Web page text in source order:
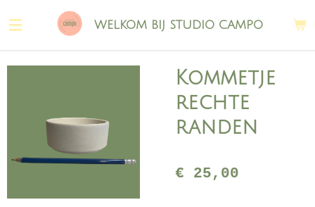
direct
de
WELKOM BIJ STUDIO CAMPO
Kommetje
rechte
randen
€ 25,00